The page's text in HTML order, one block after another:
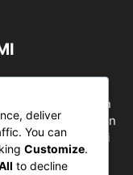
entitas pemberian
mutlak diperlukan
untuk hidup di
deliver
You can
Customize.
to decline